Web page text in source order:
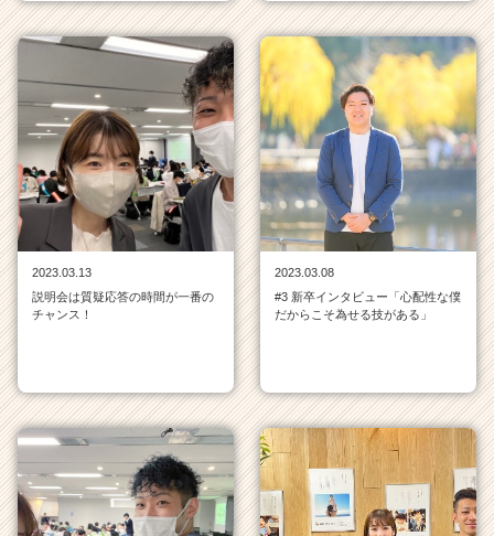
e
r
C
a
r
e
r）
2023.03.13
説明会は質疑応答の時間が一番の
チャンス！
2023.03.08
#3 新卒インタビュー「心配性な僕
だからこそ為せる技がある」